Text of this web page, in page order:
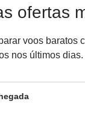
ofertas
voos baratos
nos últimos